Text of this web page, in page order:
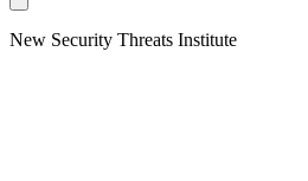
to
New Security Threats Institute